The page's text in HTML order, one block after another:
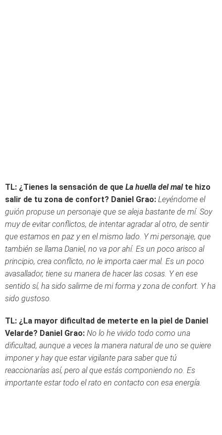
TL: ¿Tienes la sensación de que La huella del malte hizo
salir de tu zona de confort? Daniel Grao: Leyéndome el
guión propuse un personaje que se aleja bastante de mí. Soy
muy de evitar conflictos, de intentar agradar al otro, de sentir
que estamos en paz y en el mismo lado. Y mi personaje, que
también se llama Daniel, no va por ahí. Es un poco arisco al
principio, crea conflicto, no le importa caer mal. Es un poco
avasallador, tiene su manera de hacer las cosas. Y en ese
sentido sí, ha sido salirme de mi forma y zona de confort. Y ha
sido gustoso.
TL: ¿La mayor dificultad de meterte en la piel de Daniel
Velarde? Daniel Grao: No lo he vivido todo como una
dificultad, aunque a veces la manera natural de uno se quiere
imponer y hay que estar vigilante para saber que tú
reaccionarías así, pero al que estás componiendo no. Es
importante estar todo el rato en contacto con esa energía.